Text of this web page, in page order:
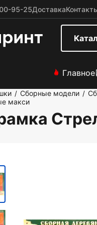
95-25Доставка
Главное
/ Сборные модели /
макси